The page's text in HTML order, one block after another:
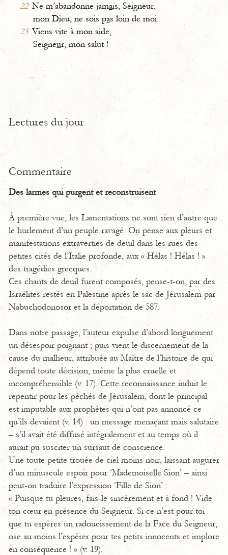
22 Ne m’abandonne jamais, Seigneur,
mon Dieu, ne sois pas loin de moi.
23 Viens vite à mon aide,
Seigneur, mon salut !
Lectures du jour
Commentaire
Des larmes qui purgent et reconstruisent
À première vue, les Lamentations ne sont rien d’autre que
le hurlement d’un peuple ravagé. On pense aux pleurs et
manifestations extraverties de deuil dans les rues des
petites cités de l’Italie profonde, aux « Hélas ! Hélas ! »
des tragédies grecques.
Ces chants de deuil furent composés, pense-t-on, par des
Israélites restés en Palestine après le sac de Jérusalem par
Nabuchodonosor et la déportation de 587.
Dans notre passage, l’auteur expulse d’abord longuement
un désespoir poignant ; puis vient le discernement de la
cause du malheur, attribuée au Maître de l’histoire de qui
dépend toute décision, même la plus cruelle et
incompréhensible (v. 17). Cette reconnaissance induit le
repentir pour les péchés de Jérusalem, dont le principal
est imputable aux prophètes qui n’ont pas annoncé ce
qu’ils devaient (v. 14) : un message menaçant mais salutaire
– s’il avait été diffusé intégralement et au temps où il
aurait pu susciter un sursaut de conscience.
Une toute petite trouée de ciel moins noir, laissant augurer
d’un minuscule espoir pour ‘Mademoiselle Sion’ – ainsi
peut-on traduire l’expression ‘Fille de Sion’ :
« Puisque tu pleures, fais-le sincèrement et à fond ! Vide
ton cœur en présence du Seigneur. Si ce n’est pour toi
que tu espères un radoucissement de la Face du Seigneur,
ose au moins l’espérer pour tes petits innocents et implore
en conséquence ! » (v. 19).